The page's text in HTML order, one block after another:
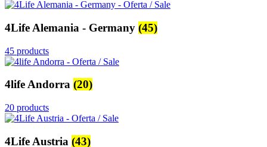
4Life Alemania - Germany (45)
45 products
4life Andorra (20)
20 products
4Life Austria (43)